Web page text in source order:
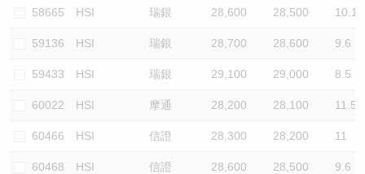
58665 HSI 瑞銀 28,600 28,500 10.1
59136 HSI 瑞銀 28,700 28,600 9.6
59433 HSI 瑞銀 29,100 29,000 8.5
60022 HSI 摩通 28,200 28,100 11.5
60466 HSI 信證 28,300 28,200 11
60468 HSI 信證 28,600 28,500 9.6
牛熊證文件及公告
牛熊證文件及公告 (瑞信)
ADR
收市競價變化